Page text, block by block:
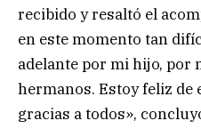
recibido y resaltó el
en este momento tan
adelante por mi hijo, por
hermanos. Estoy feliz de
gracias a todos»,